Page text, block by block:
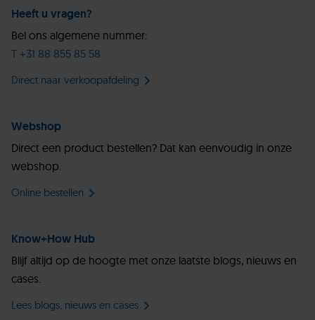
Heeft u vragen?
Bel ons algemene nummer:
T +31 88 855 85 58
Direct naar verkoopafdeling
Webshop
Direct een product bestellen? Dat kan eenvoudig in onze
webshop.
Online bestellen
Know+How Hub
Blijf altijd op de hoogte met onze laatste blogs, nieuws en
cases.
Lees blogs, nieuws en cases